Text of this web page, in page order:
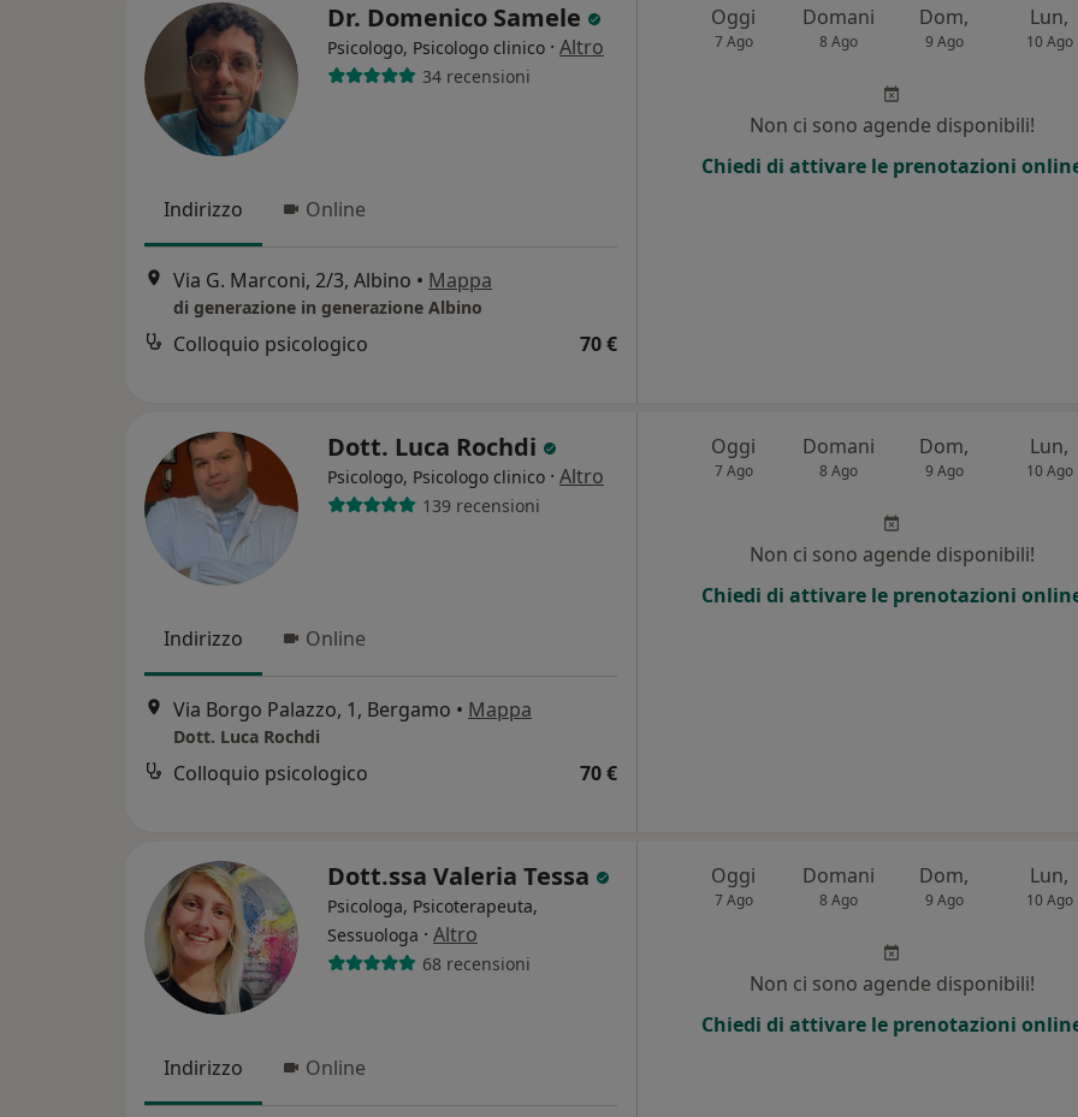
Dr. Domenico Samele
Psicologo, Psicologo clinico · Altro
34 recensioni
Indirizzo Online
Via G. Marconi, 2/3, Albino • Mappa
di generazione in generazione Albino
Colloquio psicologico 70 €
Oggi
7 Ago
Domani
8 Ago
Dom,
9 Ago
Lun,
10 Ago
Non ci sono agende disponibili!
Chiedi di attivare le prenotazioni
Dott. Luca Rochdi
Psicologo, Psicologo clinico · Altro
139 recensioni
Indirizzo Online
Via Borgo Palazzo, 1, Bergamo • Mappa
Dott. Luca Rochdi
Colloquio psicologico 70 €
Oggi
7 Ago
Domani
8 Ago
Dom,
9 Ago
Lun,
10 Ago
Non ci sono agende disponibili!
Chiedi di attivare le prenotazioni
Dott.ssa Valeria Tessa
Psicologa, Psicoterapeuta,
Sessuologa · Altro
68 recensioni
Indirizzo Online
Oggi
7 Ago
Domani
8 Ago
Dom,
9 Ago
Lun,
10 Ago
Non ci sono agende disponibili!
Chiedi di attivare le prenotazioni